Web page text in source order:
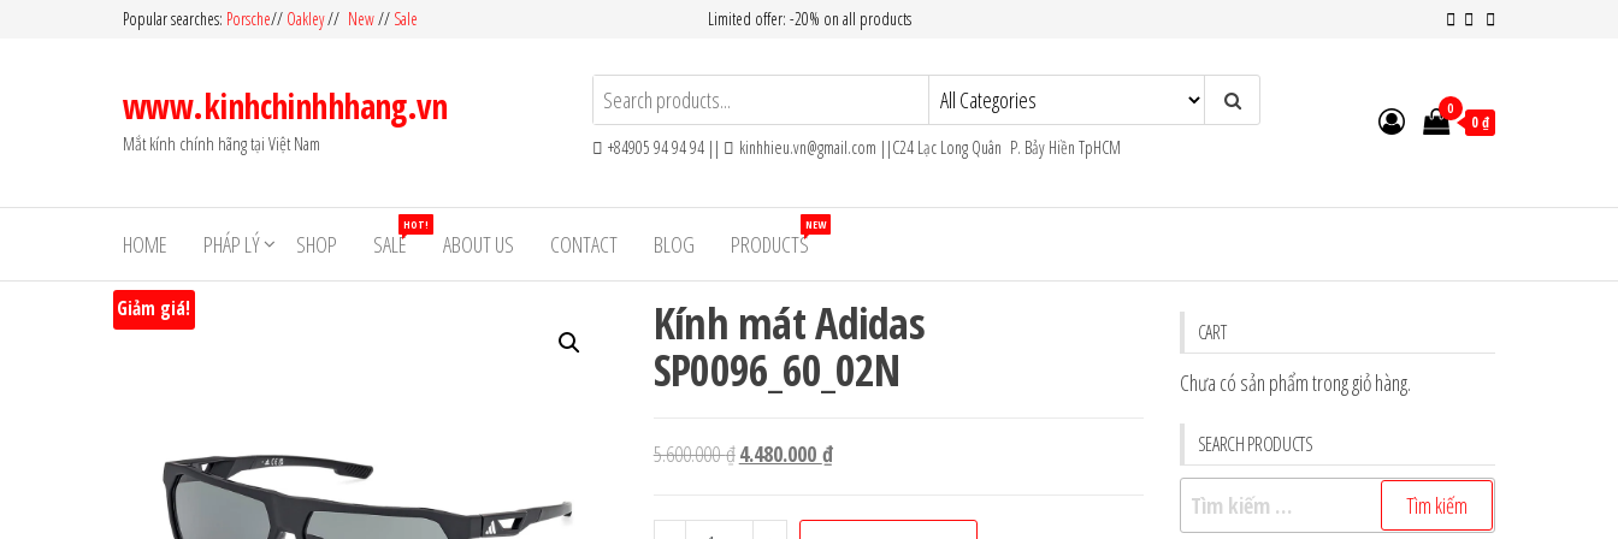
Popular searches: Porsche// Oakley// New// Sale Limited offer: -20% on all products
www.kinhchinhhhang.vn
Mắt kính chính hãng tại Việt Nam +84905 94 94 94 || kinhhieu.vn@gmail.com ||C24 Lạc Long Quân P. Bảy Hiền TpHCM
0
0 ₫
HOME PHÁP LÝ SHOP SALE
HOT!
ABOUT US CONTACT BLOG PRODUCTS
NEW
Giảm giá! Kính mát Adidas
SP0096_60_02N
5.600.000₫Giá
là:
4.480.000 ₫Giá
tại
CART
Chưa có sản phẩm trong giỏ hàng.
SEARCH PRODUCTS
Tìm
kiếm